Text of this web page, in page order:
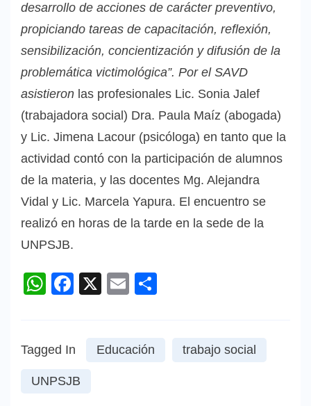
desarrollo de acciones de carácter preventivo,
propiciando tareas de capacitación, reflexión,
sensibilización, concientización y difusión de la
problemática victimológica”. Por el SAVD
asistieron las profesionales Lic. Sonia Jalef
(trabajadora social) Dra. Paula Maíz (abogada)
y Lic. Jimena Lacour (psicóloga) en tanto que la
actividad contó con la participación de alumnos
de la materia, y las docentes Mg. Alejandra
Vidal y Lic. Marcela Yapura. El encuentro se
realizó en horas de la tarde en la sede de la
UNPSJB.
WhatsApp
Facebook
X Email
Tagged In Educación trabajo social
UNPSJB